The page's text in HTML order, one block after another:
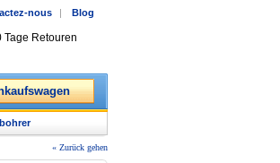
nous | Blog
Tage Retouren
« Zurück gehen